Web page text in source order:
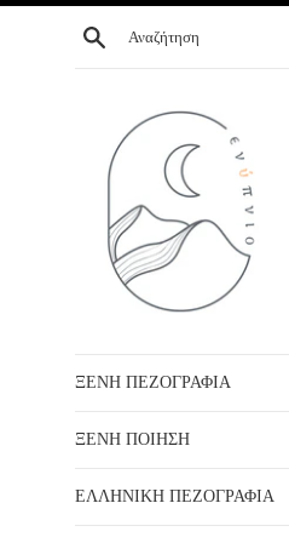
Αναζήτηση
ΞΕΝΗ ΠΕΖΟΓΡΑΦΙΑ
ΞΕΝΗ ΠΟΙΗΣΗ
ΕΛΛΗΝΙΚΗ ΠΕΖΟΓΡΑΦΙΑ